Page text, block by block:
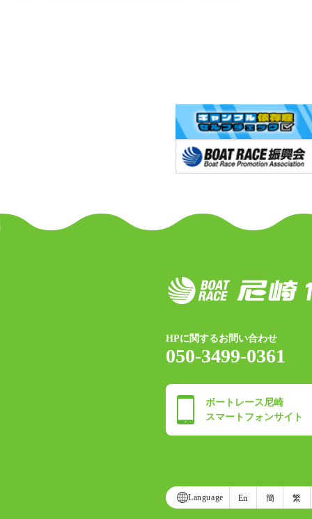
HPに関するお問い合わせ
050-3499-0361
ボートレース尼崎
スマートフォンサイト
Language En 簡 繁